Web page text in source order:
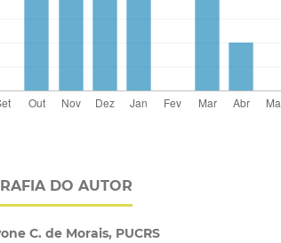
DO AUTOR
C. de Morais, PUCRS